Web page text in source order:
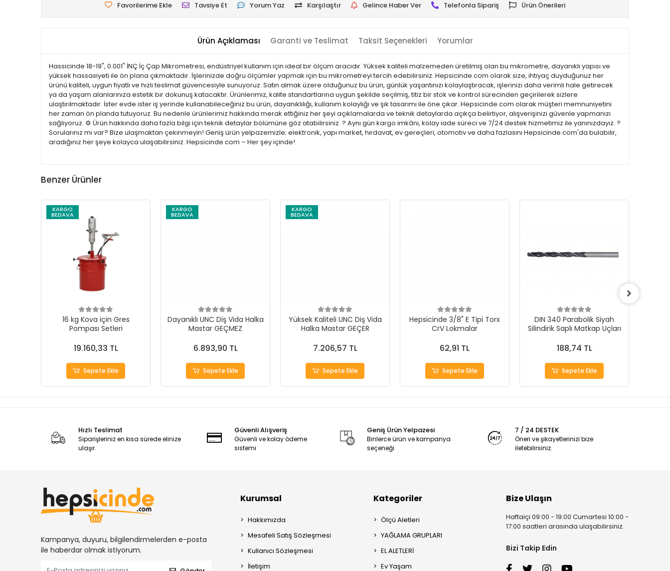
Favorilerime Ekle Tavsiye Et Yorum Yaz Karşılaştır Gelince Haber Ver Telefonla Sipariş Ürün Önerileri
Ürün Açıklaması Garanti ve Teslimat Taksit Seçenekleri Yorumlar
Hassicinde 18-19", 0.001" İNÇ İç Çap Mikrometresi, endüstriyel kullanım için ideal bir ölçüm aracıdır. Yüksek kaliteli malzemeden üretilmiş olan bu mikrometre, dayanıklı yapısı ve
yüksek hassasiyeti ile ön plana çıkmaktadır. İşlerinizde doğru ölçümler yapmak için bu mikrometreyi tercih edebilirsiniz. Hepsicinde.com olarak size, ihtiyaç duyduğunuz her
ürünü kaliteli, uygun fiyatlı ve hızlı teslimat güvencesiyle sunuyoruz. Satın almak üzere olduğunuz bu ürün, günlük yaşantınızı kolaylaştıracak, işlerinizi daha verimli hale getirecek
ya da yaşam alanlarınıza estetik bir dokunuş katacaktır. Ürünlerimiz, kalite standartlarına uygun şekilde seçilmiş, titiz bir stok ve kontrol sürecinden geçirilerek sizlere
ulaştırılmaktadır. İster evde ister iş yerinde kullanabileceğiniz bu ürün, dayanıklılığı, kullanım kolaylığı ve şık tasarımı ile öne çıkar. Hepsicinde.com olarak müşteri memnuniyetini
her zaman ön planda tutuyoruz. Bu nedenle ürünlerimiz hakkında merak ettiğiniz her şeyi açıklamalarda ve teknik detaylarda açıkça belirtiyor, alışverişinizi güvenle yapmanızı
sağlıyoruz. ⚙️ Ürün hakkında daha fazla bilgi için teknik detaylar bölümüne göz atabilirsiniz. ? Aynı gün kargo imkânı, kolay iade süreci ve 7/24 destek hizmetimiz ile yanınızdayız. ?
Sorularınız mı var? Bize ulaşmaktan çekinmeyin! Geniş ürün yelpazemizle; elektronik, yapı market, hırdavat, ev gereçleri, otomotiv ve daha fazlasını Hepsicinde.com'da bulabilir,
aradığınız her şeye kolayca ulaşabilirsiniz. Hepsicinde.com – Her şey içinde!
Benzer Ürünler
KARGO
BEDAVA
16 kg Kova için Gres
Pompası Setleri
19.160,33 TL
Sepete Ekle
KARGO
BEDAVA
Dayanıklı UNC Diş Vida Halka
Mastar GEÇMEZ
6.893,90 TL
Sepete Ekle
KARGO
BEDAVA
Yüksek Kaliteli UNC Diş Vida
Halka Mastar GEÇER
7.206,57 TL
Sepete Ekle
Hepsicinde 3/8" E Tipi Torx
CrV Lokmalar
62,91 TL
Sepete Ekle
DIN 340 Parabolik Siyah
Silindirik Saplı Matkap Uçları
188,74 TL
Sepete Ekle
Hızlı Teslimat
Siparişleriniz en kısa sürede elinize
ulaşır.
Güvenli Alışveriş
Güvenli ve kolay ödeme
sistemi
Geniş Ürün Yelpazesi
Binlerce ürün ve kampanya
seçeneği
7 / 24 DESTEK
Öneri ve şikayetlerinizi bize
iletebilirsiniz.
Kampanya, duyuru, bilgilendirmelerden e-posta
ile haberdar olmak istiyorum.
Kurumsal
Hakkımızda
Mesafeli Satış Sözleşmesi
Kullanıcı Sözleşmesi
İletişim
Kategoriler
Ölçü Aletleri
YAĞLAMA GRUPLARI
EL ALETLERİ
Ev Yaşam
Bize Ulaşın
Haftaiçi 09:00 - 19:00 Cumartesi 10:00 -
17:00 saatleri arasında ulaşabilirsiniz.
Bizi Takip Edin